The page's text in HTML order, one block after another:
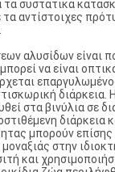
τα συστατικά
αντίστοιχες
αλυσίδων είναι
να είναι
στα βινύλια σε
διάρκεια
μπορούν
στην
και